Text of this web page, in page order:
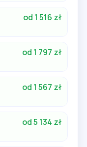
od 1 516 zł
od 1 797 zł
od 1 567 zł
od 5 134 zł